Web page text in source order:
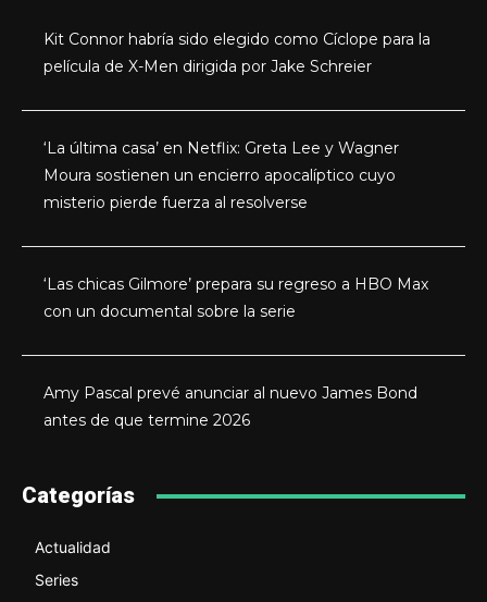
Kit Connor habría sido elegido como Cíclope para la
película de X-Men dirigida por Jake Schreier
‘La última casa’ en Netflix: Greta Lee y Wagner
Moura sostienen un encierro apocalíptico cuyo
misterio pierde fuerza al resolverse
‘Las chicas Gilmore’ prepara su regreso a HBO Max
con un documental sobre la serie
Amy Pascal prevé anunciar al nuevo James Bond
antes de que termine 2026
Categorías
Actualidad
Series